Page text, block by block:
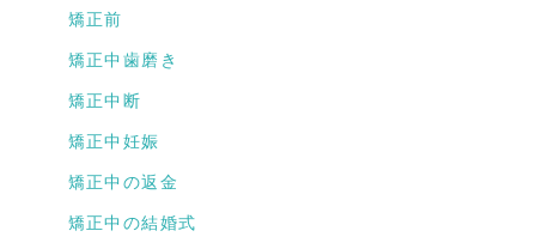
矯正前
矯正中歯磨き
矯正中断
矯正中妊娠
矯正中の返金
矯正中の結婚式